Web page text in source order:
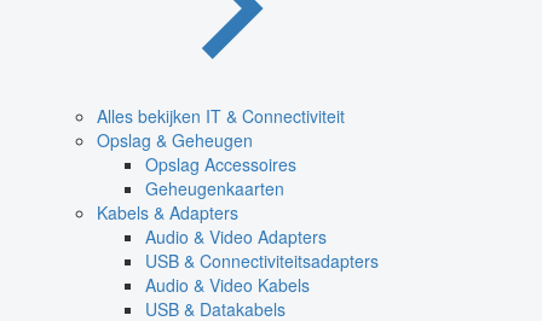
Alles bekijken IT & Connectiviteit
Opslag & Geheugen
Opslag Accessoires
Geheugenkaarten
Kabels & Adapters
Audio & Video Adapters
USB & Connectiviteitsadapters
Audio & Video Kabels
USB & Datakabels